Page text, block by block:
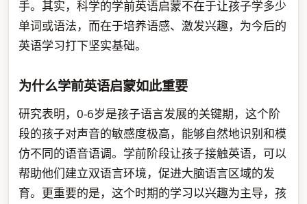
手。其实，科学的学前英语启蒙不在于让孩子学多少
单词或语法，而在于培养语感、激发兴趣，为今后的
英语学习打下坚实基础。
为什么学前英语启蒙如此重要
研究表明，0-6岁是孩子语言发展的关键期，这个阶
段的孩子对声音的敏感度极高，能够自然地识别和模
仿不同的语音语调。学前阶段让孩子接触英语，可以
帮助他们建立双语言环境，促进大脑语言区域的发
育。更重要的是，这个时期的学习以兴趣为主导，孩